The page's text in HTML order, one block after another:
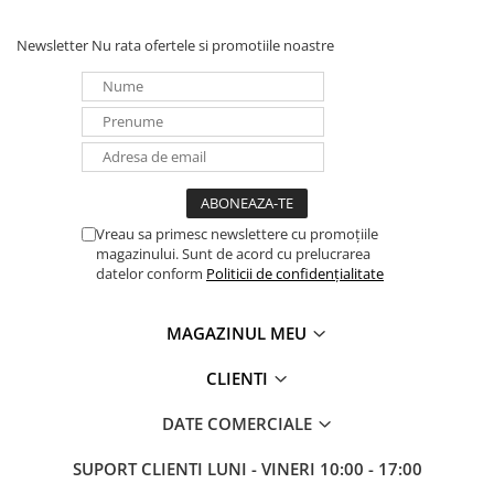
Newsletter Nu rata ofertele si promotiile noastre
Vreau sa primesc newslettere cu promoțiile
magazinului. Sunt de acord cu prelucrarea
datelor conform Politicii de confidențialitate
MAGAZINUL MEU
CLIENTI
DATE COMERCIALE
SUPORT CLIENTI LUNI - VINERI 10:00 - 17:00